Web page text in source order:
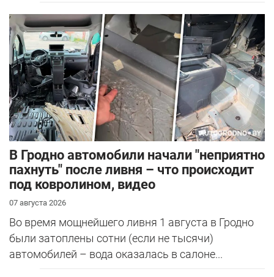
В Гродно автомобили начали "неприятно
пахнуть" после ливня – что происходит
под ковролином, видео
07 августа 2026
Во время мощнейшего ливня 1 августа в Гродно
были затоплены сотни (если не тысячи)
автомобилей – вода оказалась в салоне...